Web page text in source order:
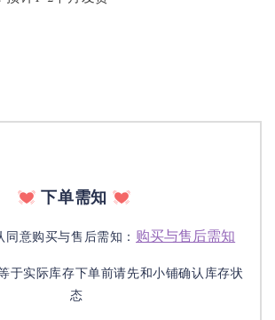
下单需知
同意购买与售后需知： 购买与售后需知
于实际库存下单前请先和小铺确认库存状
态